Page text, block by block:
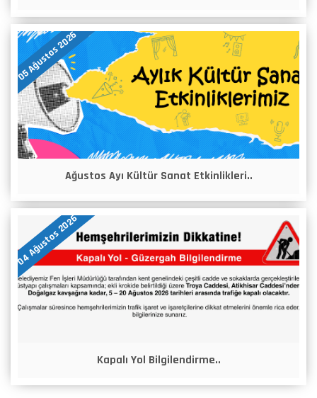
05 Ağustos 2026
Ağustos Ayı Kültür Sanat Etkinlikleri..
04 Ağustos 2026
Kapalı Yol Bilgilendirme..